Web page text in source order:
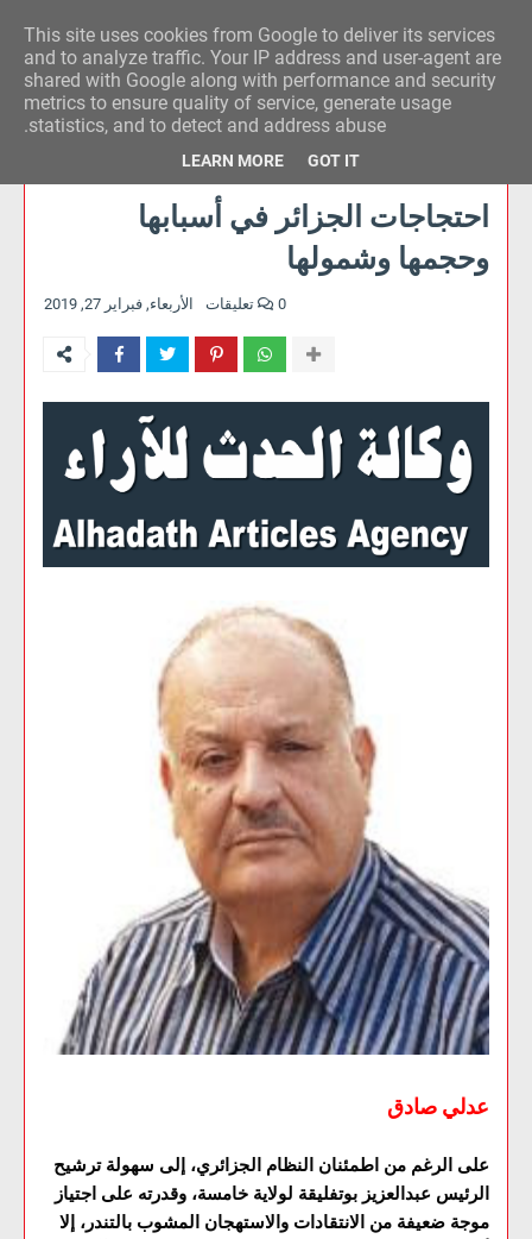
وكالة الحدث للآراء
احتجاجات الجزائر في أسبابها
وحجمها وشمولها
الأربعاء, فبراير 27, 2019 0 تعليقات
عدلي صادق
على الرغم من اطمئنان النظام الجزائري، إلى سهولة ترشيح
الرئيس عبدالعزيز بوتفليقة لولاية خامسة، وقدرته على اجتياز
موجة ضعيفة من الانتقادات والاستهجان المشوب بالتندر، إلا
This site uses cookies from Google to deliver its services
and to analyze traffic. Your IP address and user-agent are
shared with Google along with performance and security
metrics to ensure quality of service, generate usage
statistics, and to detect and address abuse.
LEARN MORE GOT IT